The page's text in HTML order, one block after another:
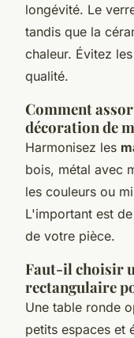
longévité. Le
tandis que la
chaleur. Évitez
qualité.
Comment
décoration de
Harmonisez les
bois, métal avec
les couleurs ou
L'important est
de votre pièce.
Faut-il choisir
rectangulaire
Une table ronde
petits espaces et